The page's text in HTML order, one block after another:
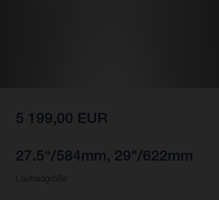
5 199,00 EUR
27.5“/584mm, 29"/622mm
Laufradgröße